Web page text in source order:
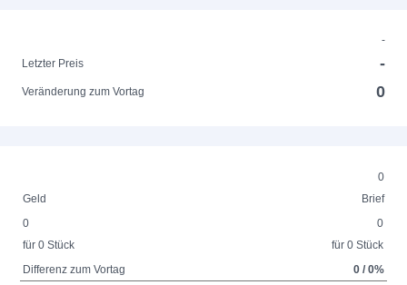
-
Letzter Preis
-
Veränderung zum Vortag 0
0
Geld
Brief
0
für 0 Stück
0
für 0 Stück
Differenz zum Vortag
0 / 0%